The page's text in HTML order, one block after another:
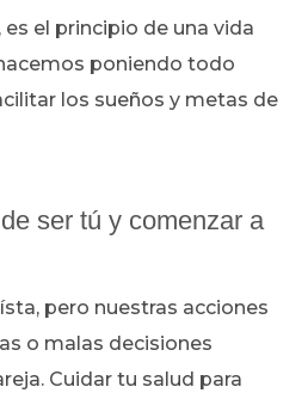
el principio de una vida
poniendo todo
los sueños y metas de
ser tú y comenzar a
pero nuestras acciones
o malas decisiones
Cuidar tu salud para